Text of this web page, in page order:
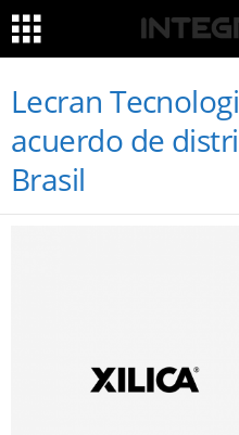
Lecran
acuerdo de
Brasil